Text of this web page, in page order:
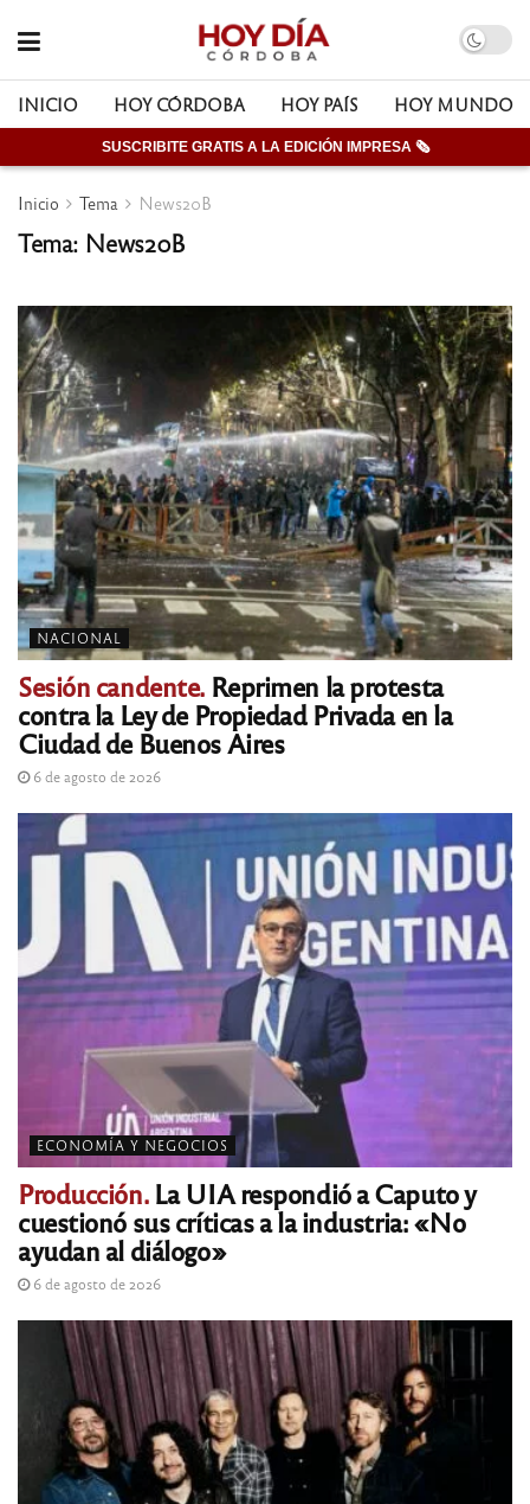
INICIO HOY CÓRDOBA HOY PAÍS HOY MUNDO
SUSCRIBITE GRATIS A LA EDICIÓN IMPRESA 🗞
Inicio Tema News20B
Tema: News20B
NACIONAL
Sesión candente.Reprimen la protesta
contra la Ley de Propiedad Privada en la
Ciudad de Buenos Aires
6 de agosto de 2026
ECONOMÍA Y NEGOCIOS
Producción.La UIA respondió a Caputo y
cuestionó sus críticas a la industria: «No
ayudan al diálogo»
6 de agosto de 2026